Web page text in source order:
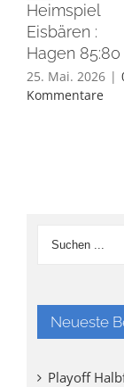
Heimspiel
Eisbären :
Hagen 85:80
25. Mai. 2026 |
Kommentare
Neueste
Playoff